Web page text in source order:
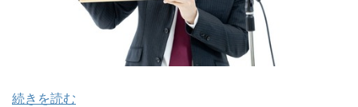
続きを読む